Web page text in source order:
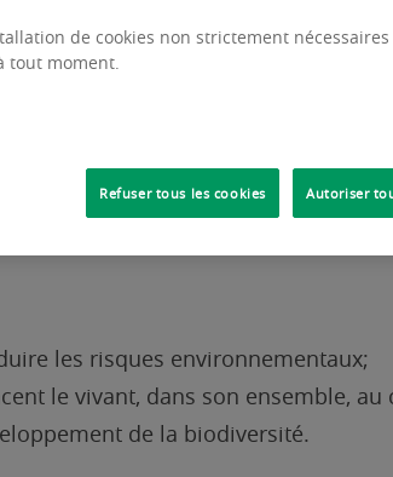
les risques environnementaux;
le vivant, dans son ensemble,
de la biodiversité.
de cookies non strictement
tout moment.
Refuser tous les cookies Autoriser